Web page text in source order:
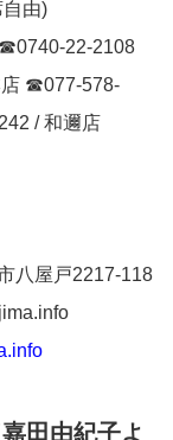
由)
22-2108
☎077-578-
/ 和邇店
八屋戸2217-118
田由紀子よ